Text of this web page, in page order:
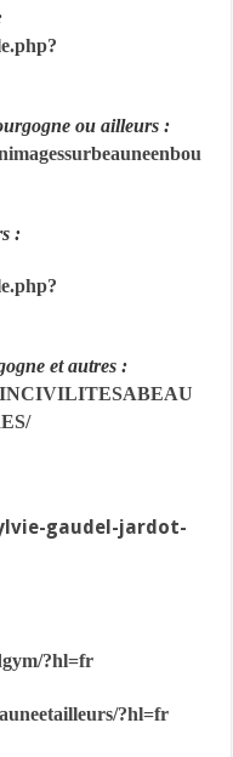
ou ailleurs :
:
et autres :
gaudel-jardot-
?hl=fr
?hl=fr